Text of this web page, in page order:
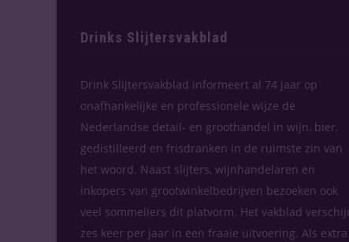
Drinks Slijtersvakblad
Drink Slijtersvakblad informeert al 74 jaar op
onafhankelijke en professionele wijze de
Nederlandse detail- en groothandel in wijn, bier,
gedistilleerd en frisdranken in de ruimste zin van
het woord. Naast slijters, wijnhandelaren en
inkopers van grootwinkelbedrijven bezoeken ook
veel sommeliers dit platvorm. Het vakblad
zes keer per jaar in een fraaie uitvoering. Als extra